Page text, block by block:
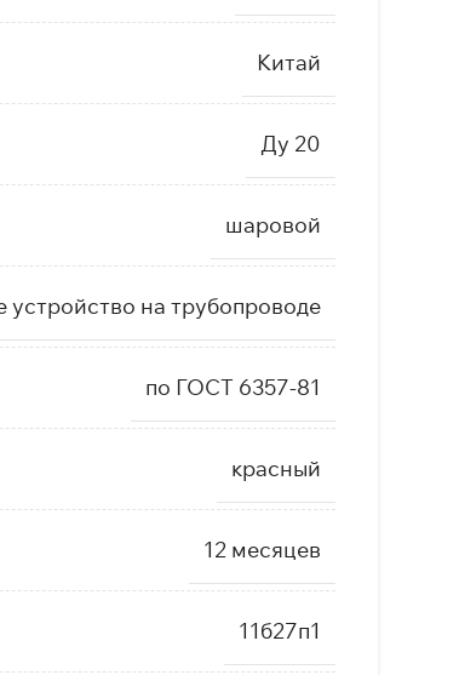
Китай
Ду 20
шаровой
устройство на трубопроводе
по ГОСТ 6357-81
красный
12 месяцев
11б27п1